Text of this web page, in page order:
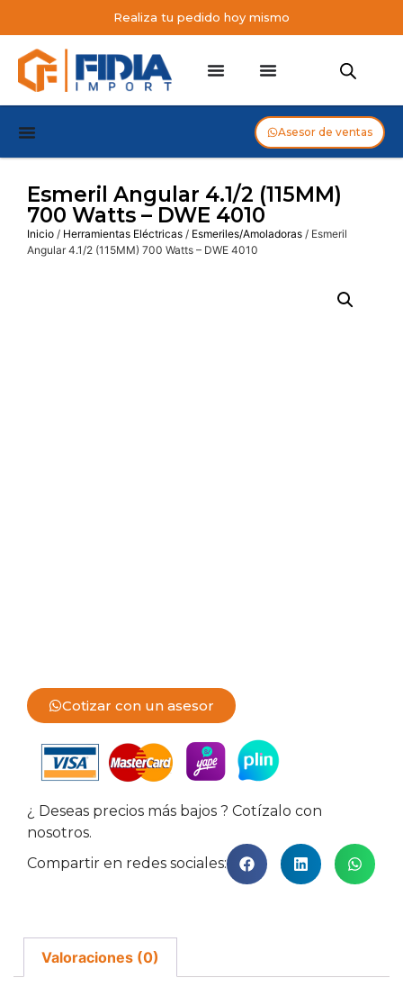
Realiza tu pedido hoy mismo
Asesor de ventas
Esmeril Angular 4.1/2 (115MM)
700 Watts – DWE 4010
Inicio / Herramientas Eléctricas / Esmeriles/Amoladoras / Esmeril
Angular 4.1/2 (115MM) 700 Watts – DWE 4010
Cotizar con un asesor
¿ Deseas precios más bajos ? Cotízalo con
nosotros.
Compartir en redes sociales:
Valoraciones (0)